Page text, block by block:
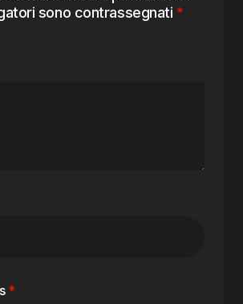
sono contrassegnati *
*